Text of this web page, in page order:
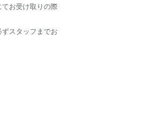
お受け取りの際
スタッフまでお